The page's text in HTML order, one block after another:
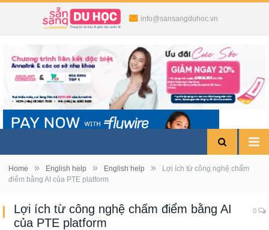
info@sansangduhoc.vn
Home » English help » English help »
Lợi ích từ công nghệ chấm
điểm bằng AI của PTE platform
Lợi ích từ công nghệ chấm điểm bằng AI
của PTE platform
0